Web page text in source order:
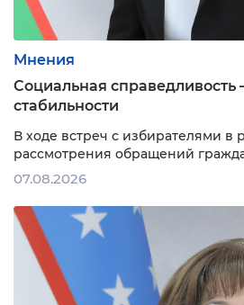
Мнения
Социальная справедливость
стабильности
В ходе встреч с избирателями в
рассмотрения обращений
парламентского контроля
стабильность в обществе.
Шавкатом Мирзиёевым
на дальнейшее
социальной защиты, служит
07.08.2026